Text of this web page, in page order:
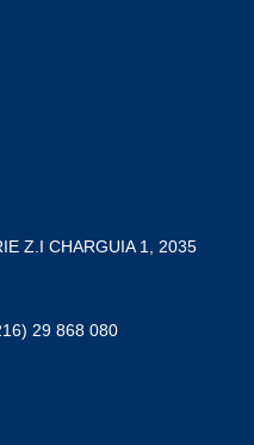
Z.I CHARGUIA 1, 2035
29 868 080